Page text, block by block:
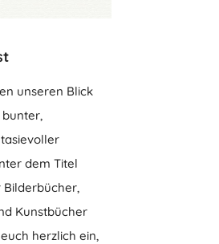
unseren Blick
dem Titel
Bilderbücher,
Kunstbücher
herzlich ein,